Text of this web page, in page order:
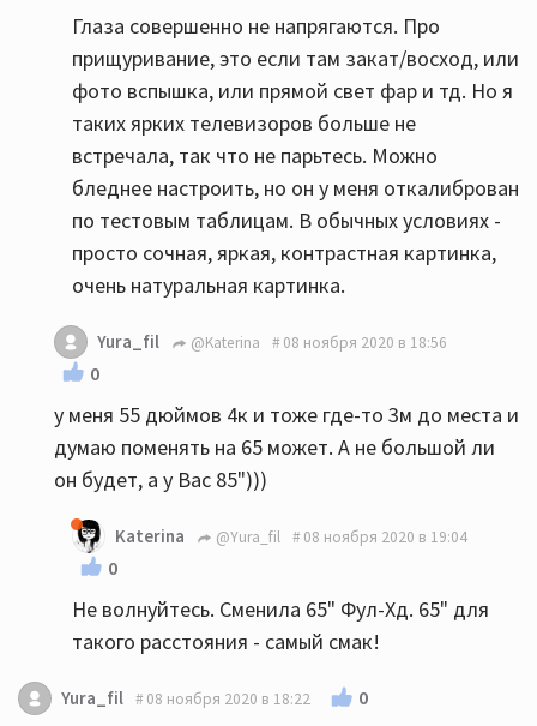
Глаза совершенно не напрягаются. Про
прищуривание, это если там закат/восход, или
фото вспышка, или прямой свет фар и тд. Но я
таких ярких телевизоров больше не
встречала, так что не парьтесь. Можно
бледнее настроить, но он у меня откалиброван
по тестовым таблицам. В обычных условиях -
просто сочная, яркая, контрастная картинка,
очень натуральная картинка.
Yura_fil @Katerina 08 ноября 2020 в 18:56
0
у меня 55 дюймов 4к и тоже где-то 3м до места и
думаю поменять на 65 может. А не большой ли
он будет, а у Вас 85")))
Katerina @Yura_fil 08 ноября 2020 в 19:04
0
Не волнуйтесь. Сменила 65" Фул-Хд. 65" для
такого расстояния - самый смак!
Yura_fil 08 ноября 2020 в 18:22 0